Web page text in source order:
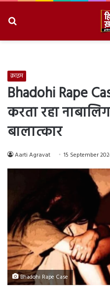
क्राइम
Bhadohi Rape
करता रहा
बालात्कार
Aarti Agravat 15 September
Bhadohi Rape Case